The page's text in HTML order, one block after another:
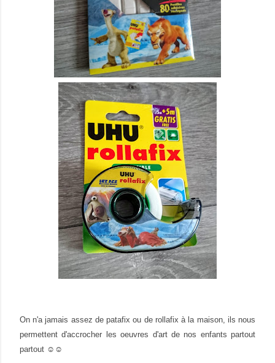
On n'a jamais assez de patafix ou de rollafix à la maison, ils nous
permettent d'accrocher les oeuvres d'art de nos enfants partout
partout ☺☺